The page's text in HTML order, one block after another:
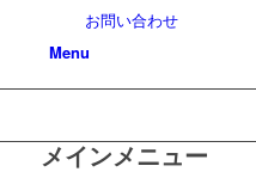
お問い合わせ
Menu
メインメニュー